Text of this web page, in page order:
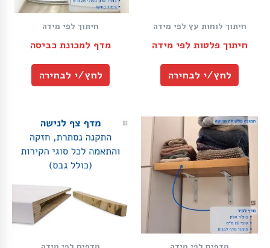
חיתוך לוחות עץ לפי מידה
חיתוך פלטות לפי מידה
לחץ/י לבחירה
חיתוך לפי מידה
מדף למכונת כביסה
לחץ/י לבחירה